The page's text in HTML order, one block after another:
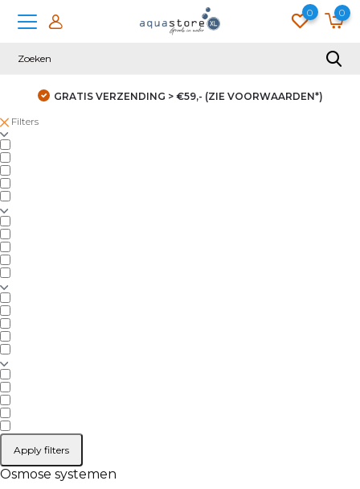
0 0
GRATIS VERZENDING > €59,- (ZIE VOORWAARDEN*)
Filters
Apply filters
Osmose systemen